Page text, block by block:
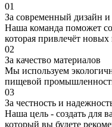
01
За современный дизайн и
Наша команда поможет
которая привлечёт новых
02
За качество материалов
Мы используем
пищевой
03
За честность и
Наша цель - создать для
который вы будете